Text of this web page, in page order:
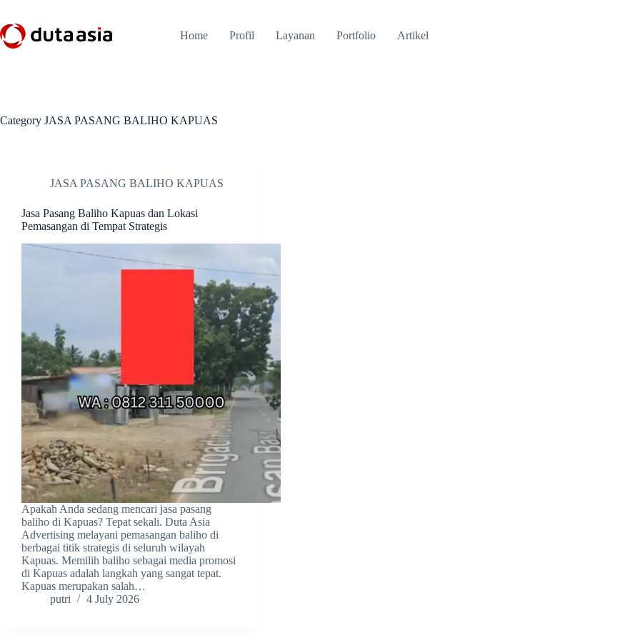
content
Home Profil Layanan Portfolio Artikel
Category JASA PASANG BALIHO KAPUAS
JASA PASANG BALIHO KAPUAS
Jasa Pasang Baliho Kapuas dan Lokasi
Pemasangan di Tempat Strategis
Apakah Anda sedang mencari jasa pasang
baliho di Kapuas? Tepat sekali. Duta Asia
Advertising melayani pemasangan baliho di
berbagai titik strategis di seluruh wilayah
Kapuas. Memilih baliho sebagai media promosi
di Kapuas adalah langkah yang sangat tepat.
Kapuas merupakan salah…
putri
4 July 2026